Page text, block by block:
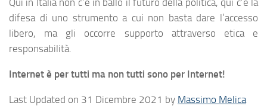
Qui in Italia non c’è in ballo il futuro della politica, qui c’è la
difesa di uno strumento a cui non basta dare l’accesso
libero, ma gli occorre supporto attraverso etica e
responsabilità.
Internet è per tutti ma non tutti sono per Internet!
Last Updated on 31 Dicembre 2021 by Massimo Melica